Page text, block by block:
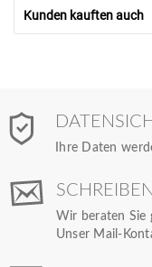
Kunden kauften auch
Ihre Daten
Wir beraten Sie
Unser Mail-